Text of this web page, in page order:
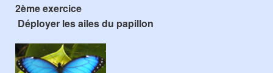
2ème exercice
Déployer les ailes du papillon